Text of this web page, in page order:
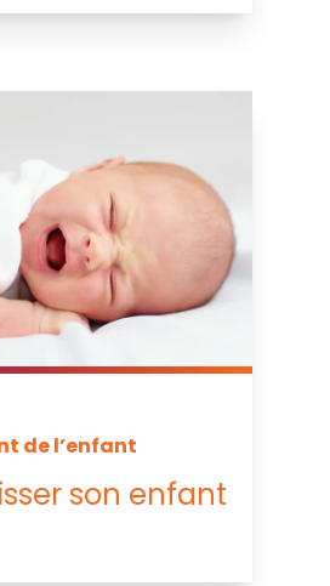
de l’enfant
son enfant